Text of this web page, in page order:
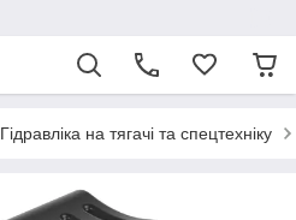
Гідравліка на тягачі та спецтехніку